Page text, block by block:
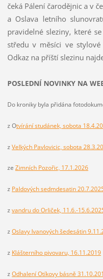
čeká Pálení čarodějnic a v
a Oslava letního
pravidelné sleziny, které
středu v měsíci ve stylové
Odkaz na příští slezinu
POSLEDNÍ NOVINKY NA
Do kroniky byla přidána
z Otvírání studánek, sobota
z Velkých Pavlovicic, sobota
ze Zimních Pozořic, 17.1.2026
z Paldových sedmdesatin
z vandru do Orliček, 11.6.-
z Oslavy Ivanových šedesátin
z Klášterního pivovaru, 16.11.2019
z Odhalení Otíkovy básně